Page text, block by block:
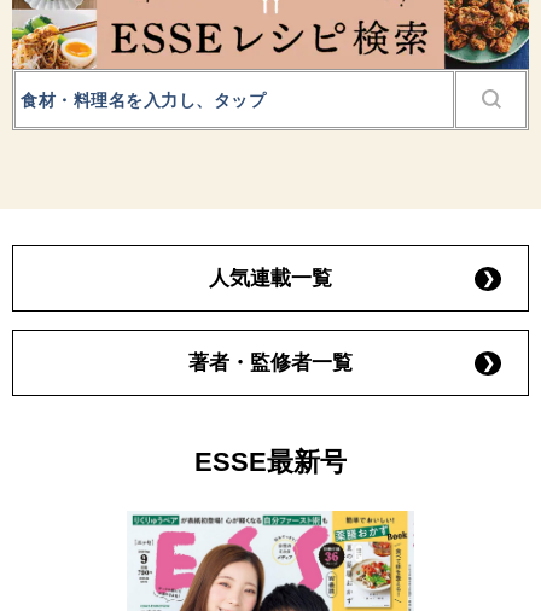
人気連載一覧
著者・監修者一覧
ESSE最新号